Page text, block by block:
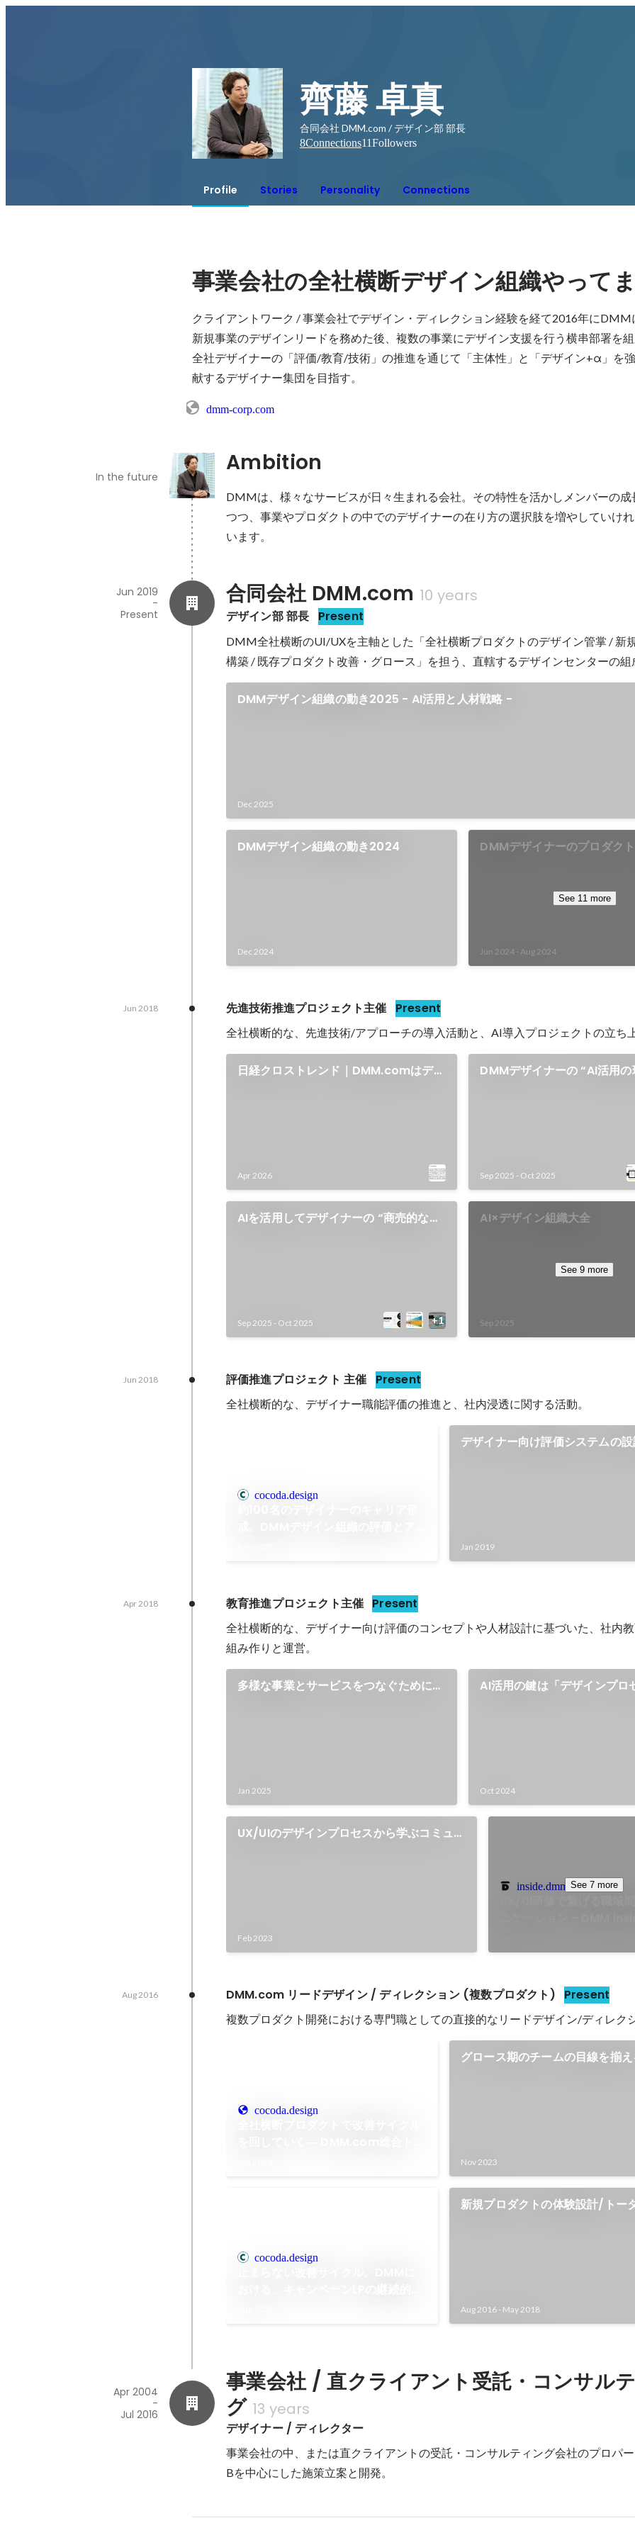
齊藤 卓真
合同会社 DMM.com / デザイン部 部長
8Connections11Followers
Profile Stories Personality Connections
事業会社の全社横断デザイン組織やって
クライアントワーク / 事業会社でデザイン・ディレクション経験を経て2016年にDMM
新規事業のデザインリードを務めた後、複数の事業にデザイン支援を行う横串部署を
全社デザイナーの「評価/教育/技術」の推進を通じて「主体性」と「デザイン+α」を
献するデザイナー集団を目指す。
dmm-corp.com
Ambition
In the future
DMMは、様々なサービスが日々生まれる会社。その特性を活かしメンバーの成
つつ、事業やプロダクトの中でのデザイナーの在り方の選択肢を増やしていけ
います。
合同会社 DMM.com 10 years
デザイン部 部長 Present
Jun 2019
-
Present
DMM全社横断のUI/UXを主軸とした「全社横断プロダクトのデザイン管掌 / 新
構築 / 既存プロダクト改善・グロース」を担う、直轄するデザインセンターの組
DMMデザイン組織の動き2025 - AI活用と人材戦略 -
Dec 2025
DMMデザイン組織の動き2024
Dec 2024
DMMデザイナーのプロダク
Jun 2024 -Aug 2024
See 11 more
先進技術推進プロジェクト主催 Present
Jun 2018
全社横断的な、先進技術/アプローチの導入活動と、AI導入プロジェクトの立ち
日経クロストレンド｜DMM.comはデザ
Apr 2026
DMMデザイナーの “AI活用
Sep 2025 - Oct 2025
AIを活用してデザイナーの “商売的な想
Sep 2025 - Oct 2025
AI×デザイン組織大全
Sep 2025
See 9 more
評価推進プロジェクト 主催 Present
Jun 2018
全社横断的な、デザイナー職能評価の推進と、社内浸透に関する活動。
cocoda.design
デザイナー向け評価システムの
Jan 2019
教育推進プロジェクト主催 Present
Apr 2018
全社横断的な、デザイナー向け評価のコンセプトや人材設計に基づいた、社内
組み作りと運営。
多様な事業とサービスをつなぐために
Jan 2025
AI活用の鍵は「デザインプロ
Oct 2024
UX/UIのデザインプロセスから学ぶコミュニ
Feb 2023
inside.dmm.comSee 7 more
DMM.com リードデザイン / ディレクション (複数プロダクト) Present
Aug 2016
複数プロダクト開発における専門職としての直接的なリードデザイン/ディレク
cocoda.design
グロース期のチームの目線を揃
Nov 2023
cocoda.design
新規プロダクトの体験設計/トー
Aug 2016- May 2018
事業会社 / 直クライアント受託・コンサル
グ 13 years
デザイナー / ディレクター
Apr 2004
-
Jul 2016
事業会社の中、または直クライアントの受託・コンサルティング会社のプロパ
Bを中心にした施策立案と開発。